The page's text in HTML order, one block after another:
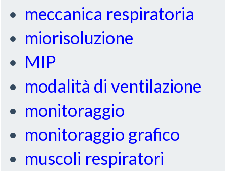
meccanica respiratoria
miorisoluzione
MIP
modalità di ventilazione
monitoraggio
monitoraggio grafico
muscoli respiratori